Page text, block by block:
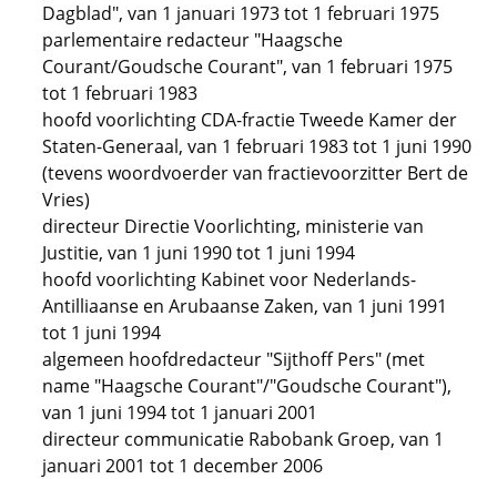
Dagblad", van 1 januari 1973 tot 1 februari 1975
parlementaire redacteur "Haagsche
Courant/Goudsche Courant", van 1 februari 1975
tot 1 februari 1983
hoofd voorlichting CDA-fractie Tweede Kamer der
Staten-Generaal, van 1 februari 1983 tot 1 juni 1990
(tevens woordvoerder van fractievoorzitter Bert de
Vries)
directeur Directie Voorlichting, ministerie van
Justitie, van 1 juni 1990 tot 1 juni 1994
hoofd voorlichting Kabinet voor Nederlands-
Antilliaanse en Arubaanse Zaken, van 1 juni 1991
tot 1 juni 1994
algemeen hoofdredacteur "Sijthoff Pers" (met
name "Haagsche Courant"/"Goudsche Courant"),
van 1 juni 1994 tot 1 januari 2001
directeur communicatie Rabobank Groep, van 1
januari 2001 tot 1 december 2006